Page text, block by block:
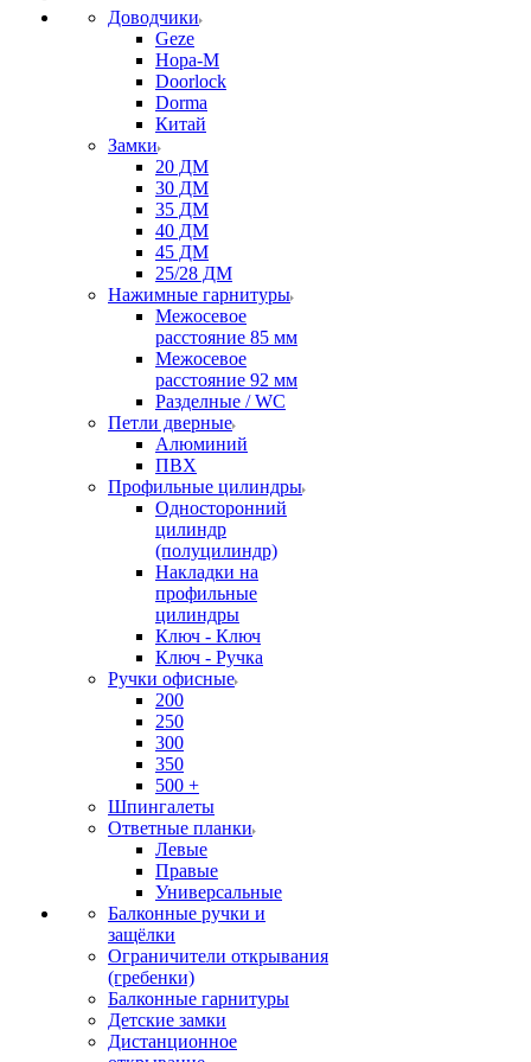
Доводчики
Geze
Нора-М
Doorlock
Dorma
Китай
Замки
20 ДМ
30 ДМ
35 ДМ
40 ДМ
45 ДМ
25/28 ДМ
Нажимные гарнитуры
Межосевое
расстояние 85 мм
Межосевое
расстояние 92 мм
Разделные / WC
Петли дверные
Алюминий
ПВХ
Профильные цилиндры
Односторонний
цилиндр
(полуцилиндр)
Накладки на
профильные
цилиндры
Ключ - Ключ
Ключ - Ручка
Ручки офисные
200
250
300
350
500 +
Шпингалеты
Ответные планки
Левые
Правые
Универсальные
Балконные ручки и
защёлки
Ограничители открывания
(гребенки)
Балконные гарнитуры
Детские замки
Дистанционное